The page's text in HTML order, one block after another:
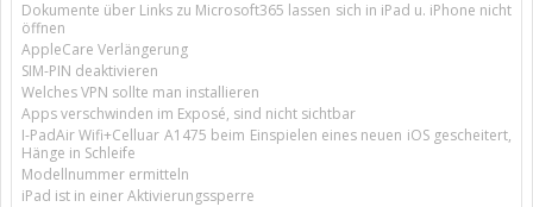
Dokumente über Links zu Microsoft365 lassen sich in iPad u. iPhone nicht
öffnen
AppleCare Verlängerung
SIM-PIN deaktivieren
Welches VPN sollte man installieren
Apps verschwinden im Exposé, sind nicht sichtbar
I-PadAir Wifi+Celluar A1475 beim Einspielen eines neuen iOS gescheitert,
Hänge in Schleife
Modellnummer ermitteln
iPad ist in einer Aktivierungssperre